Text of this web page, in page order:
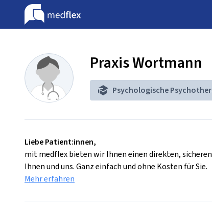
Praxis Wortmann
Psychologische
Liebe Patient:innen,
mit medflex bieten wir Ihnen einen direkten,
Ihnen und uns. Ganz einfach und ohne Kosten für Sie.
Mehr erfahren